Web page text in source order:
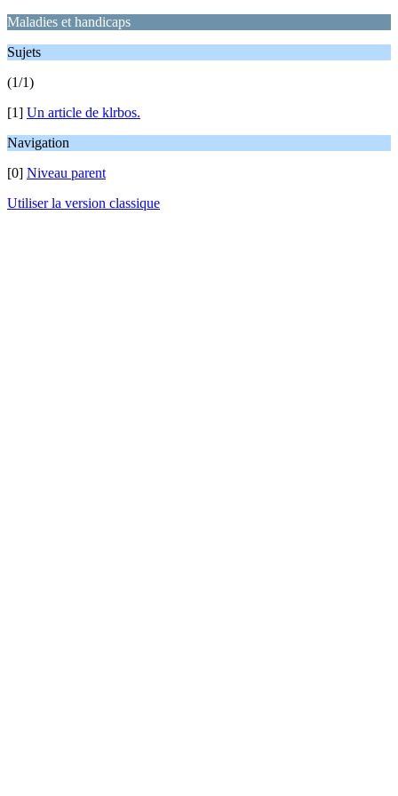
Maladies et handicaps
Sujets
(1/1)
[1] Un article de klrbos.
Navigation
[0] Niveau parent
Utiliser la version classique